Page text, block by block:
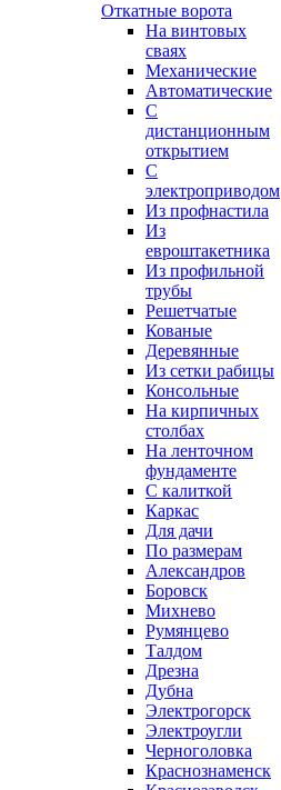
Откатные ворота
На винтовых
сваях
Механические
Автоматические
С
дистанционным
открытием
С
электроприводом
Из профнастила
Из
евроштакетника
Из профильной
трубы
Решетчатые
Кованые
Деревянные
Из сетки рабицы
Консольные
На кирпичных
столбах
На ленточном
фундаменте
С калиткой
Каркас
Для дачи
По размерам
Александров
Боровск
Михнево
Румянцево
Талдом
Дрезна
Дубна
Электрогорск
Электроугли
Черноголовка
Краснознаменск